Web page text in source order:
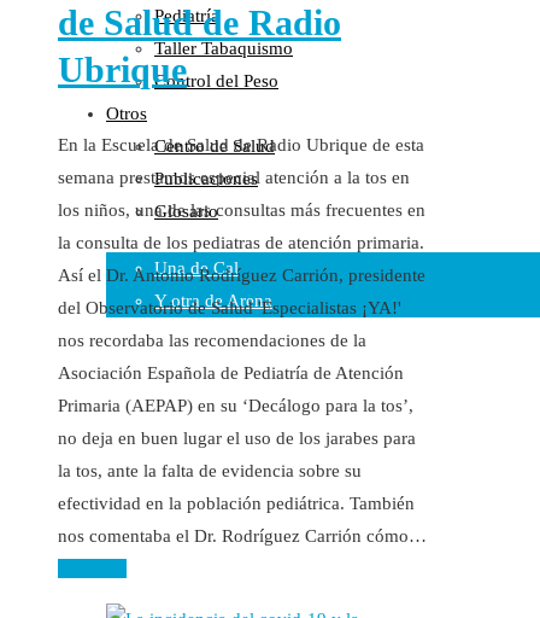
Medios de Comunicación
Otros
Vídeos
Cara Oscura Sanidad
Humor
Cal y Arena
Una de Cal
Y otra de Arena
Noticias Sanitarias
Enlaces
Pediatría
Taller Tabaquismo
Control del Peso
Otros
Centro de Salud
Publicaciones
Glosario
de Salud de Radio
Ubrique
En la Escuela de Salud de Radio Ubrique de esta
semana prestamos especial atención a la tos en
los niños, una de las consultas más frecuentes en
la consulta de los pediatras de atención primaria.
Así el Dr. Antonio Rodríguez Carrión, presidente
del Observatorio de Salud 'Especialistas ¡YA!'
nos recordaba las recomendaciones de la
Asociación Española de Pediatría de Atención
Primaria (AEPAP) en su ‘Decálogo para la tos’,
no deja en buen lugar el uso de los jarabes para
la tos, ante la falta de evidencia sobre su
efectividad en la población pediátrica. También
nos comentaba el Dr. Rodríguez Carrión cómo…